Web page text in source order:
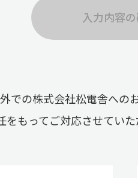
入力内容
での株式会社松電舎への
をもってご対応させてい